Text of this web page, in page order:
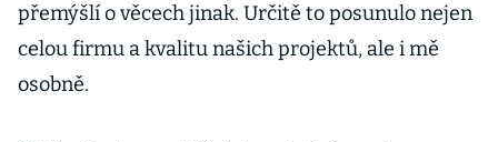
přemýšlí o věcech jinak. Určitě to posunulo nejen
celou firmu a kvalitu našich projektů, ale i mě
osobně.